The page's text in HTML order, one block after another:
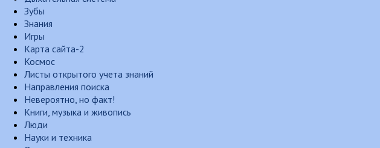
Зубы
Знания
Игры
Карта сайта-2
Космос
Листы открытого учета знаний
Направления поиска
Невероятно, но факт!
Книги, музыка и живопись
Люди
Науки и техника